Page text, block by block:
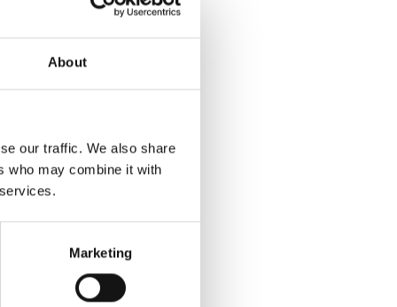
About
our traffic. We also share
who may combine it with
Marketing